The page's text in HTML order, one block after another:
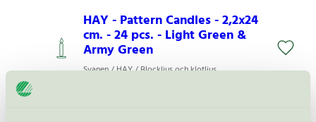
HAY - Pattern Candles - 2,2x24
cm. - 24 pcs. - Light Green &
Army Green
Svanen / HAY / Blockljus och klotljus